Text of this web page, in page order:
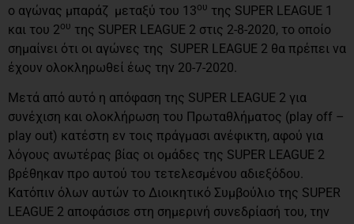
ο αγώνας μπαράζ μεταξύ του 13ου της SUPER LEAGUE 1
και του 2ου της SUPER LEAGUE 2 στις 2-8-2020, το οποίο
σημαίνει ότι οι αγώνες της SUPER LEAGUE 2 θα πρέπει να
έχουν ολοκληρωθεί έως την 20-7-2020.
Μετά από αυτό η απόφαση της SUPER LEAGUE 2 για
συνέχιση και ολοκλήρωση του Πρωταθλήματος (play off –
play out) κατέστη εν τοις πράγμασι ανέφικτη, αφού για
λόγους ανωτέρας βίας οι ομάδες της SUPER LEAGUE 2
βρέθηκαν προ αυτού του τετελεσμένου αδιεξόδου.
Κατόπιν όλων αυτών το Διοικητικό Συμβούλιο της SUPER
LEAGUE 2 αποφάσισε στη σημερινή συνεδρίασή του, την